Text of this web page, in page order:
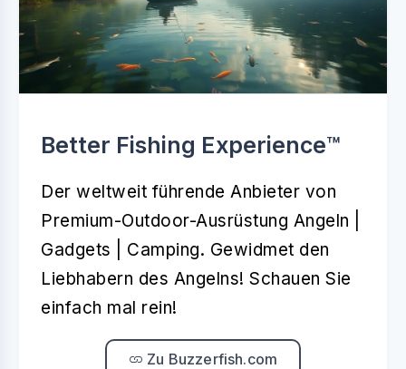
Better Fishing Experience™️
Der weltweit führende Anbieter von
Premium-Outdoor-Ausrüstung Angeln |
Gadgets | Camping. Gewidmet den
Liebhabern des Angelns! Schauen Sie
einfach mal rein!
Zu Buzzerfish.com